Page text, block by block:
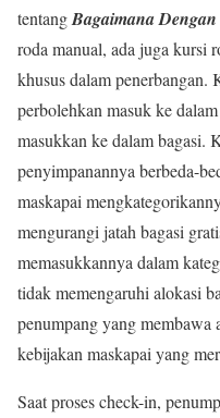
tentangBagaimana
roda manual, ada juga kursi
khusus dalam
perbolehkan masuk ke
masukkan ke dalam bagasi.
penyimpanannya berbeda-
maskapai
mengurangi jatah bagasi
memasukkannya dalam
tidak memengaruhi alokasi
penumpang yang membawa
kebijakan maskapai yang
Saat proses check-in,